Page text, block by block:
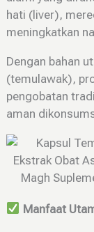
hati (liver),
meningkatkan
Dengan bahan
(temulawak),
pengobatan
aman
Manfaat